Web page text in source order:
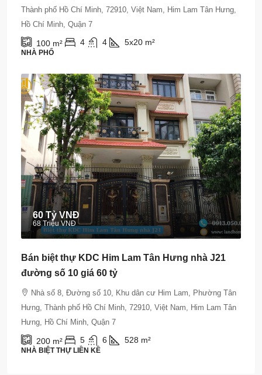
Thành phố Hồ Chí Minh, 72910, Việt Nam, Him Lam Tân Hưng,
Hồ Chí Minh, Quận 7
100 m² 4 4 5x20 m²
NHÀ PHỐ
60 Tỷ VNĐ
68 Triệu VNĐ
Bán biệt thự KDC Him Lam Tân Hưng nhà J21
đường số 10 giá 60 tỷ
Nhà số 8, Đường số 10, Khu dân cư Him Lam, Phường Tân
Hưng, Thành phố Hồ Chí Minh, 72910, Việt Nam, Him Lam Tân
Hưng, Hồ Chí Minh, Quận 7
200 m² 5 6 528 m²
NHÀ BIỆT THỰ LIỀN KỀ